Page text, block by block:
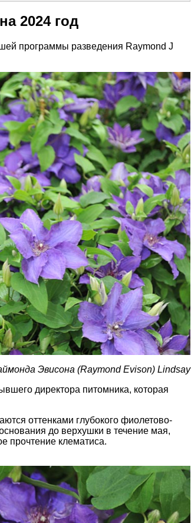
2024 год
программы разведения Raymond J
Эвисона (Raymond Evison) Lindsay
директора питомника, которая
оттенками глубокого фиолетово-
до верхушки в течение мая,
прочтение клематиса.